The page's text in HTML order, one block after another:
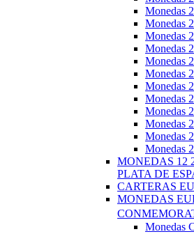
Monedas
Monedas
Monedas
Monedas
Monedas
Monedas
Monedas
Monedas
Monedas
Monedas
Monedas
Monedas
MONEDAS 12
PLATA DE
CARTERAS
MONEDAS
Monedas